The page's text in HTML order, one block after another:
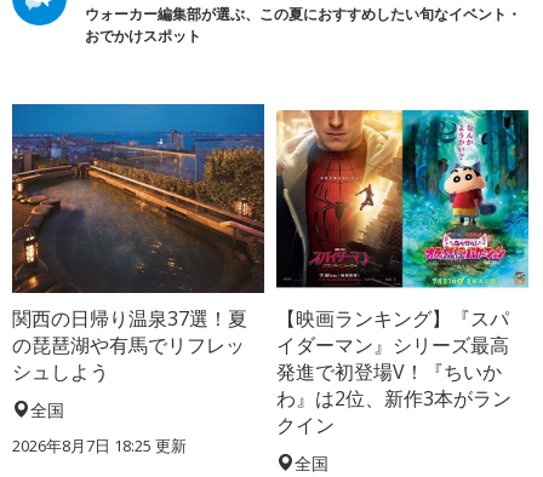
ウォーカー編集部が選ぶ、この夏におすすめしたい旬なイベント・
おでかけスポット
関西の日帰り温泉37選！夏
の琵琶湖や有馬でリフレッ
シュしよう
全国
2026年8月7日 18:25 更新
【映画ランキング】『スパ
イダーマン』シリーズ最高
発進で初登場V！『ちいか
わ』は2位、新作3本がラン
クイン
全国